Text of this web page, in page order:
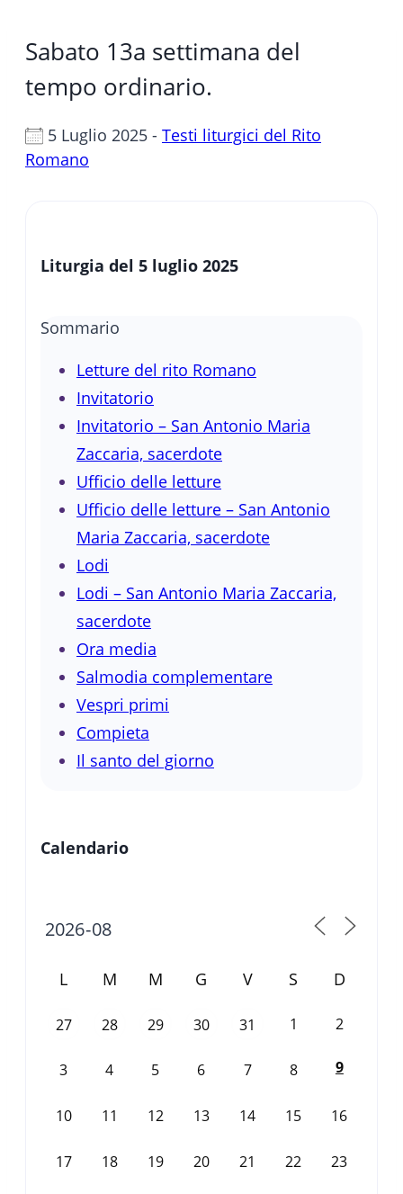
Sabato 13a settimana del
tempo ordinario.
5 Luglio 2025 - Testi liturgici del Rito
Romano
Liturgia del 5 luglio 2025
Sommario
Letture del rito Romano
Invitatorio
Invitatorio – San Antonio Maria
Zaccaria, sacerdote
Ufficio delle letture
Ufficio delle letture – San Antonio
Maria Zaccaria, sacerdote
Lodi
Lodi – San Antonio Maria Zaccaria,
sacerdote
Ora media
Salmodia complementare
Vespri primi
Compieta
Il santo del giorno
Calendario
L M M G V S D
27 28 29 30 31 1 2
3 4 5 6 7 8 9
10 11 12 13 14 15 16
17 18 19 20 21 22 23